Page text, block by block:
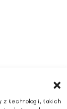
z technologii, takich